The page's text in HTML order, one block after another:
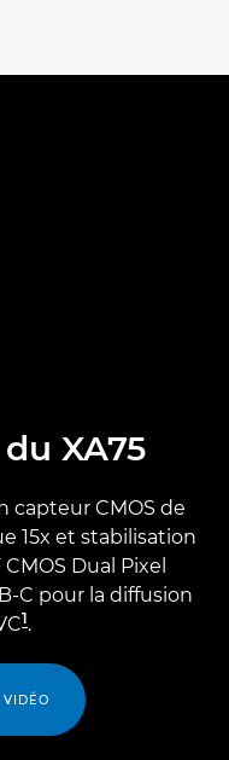
XA75
capteur CMOS de
15x et stabilisation
Dual Pixel
C pour la diffusion
1.
VIDÉO